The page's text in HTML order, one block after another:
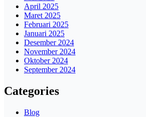
April 2025
Maret 2025
Februari 2025
Januari 2025
Desember 2024
November 2024
Oktober 2024
September 2024
Categories
Blog